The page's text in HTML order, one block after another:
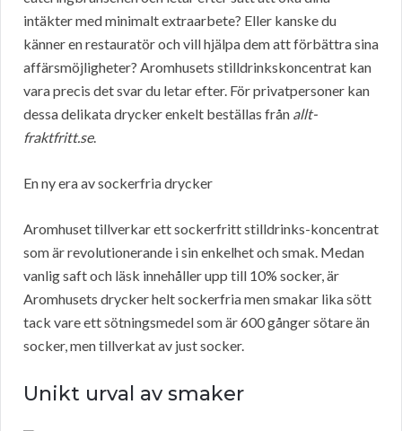
intäkter med minimalt extraarbete? Eller kanske du
känner en restauratör och vill hjälpa dem att förbättra sina
affärsmöjligheter? Aromhusets stilldrinkskoncentrat kan
vara precis det svar du letar efter. För privatpersoner kan
dessa delikata drycker enkelt beställas från allt-
fraktfritt.se.
En ny era av sockerfria drycker
Aromhuset tillverkar ett sockerfritt stilldrinks-koncentrat
som är revolutionerande i sin enkelhet och smak. Medan
vanlig saft och läsk innehåller upp till 10% socker, är
Aromhusets drycker helt sockerfria men smakar lika sött
tack vare ett sötningsmedel som är 600 gånger sötare än
socker, men tillverkat av just socker.
Unikt urval av smaker